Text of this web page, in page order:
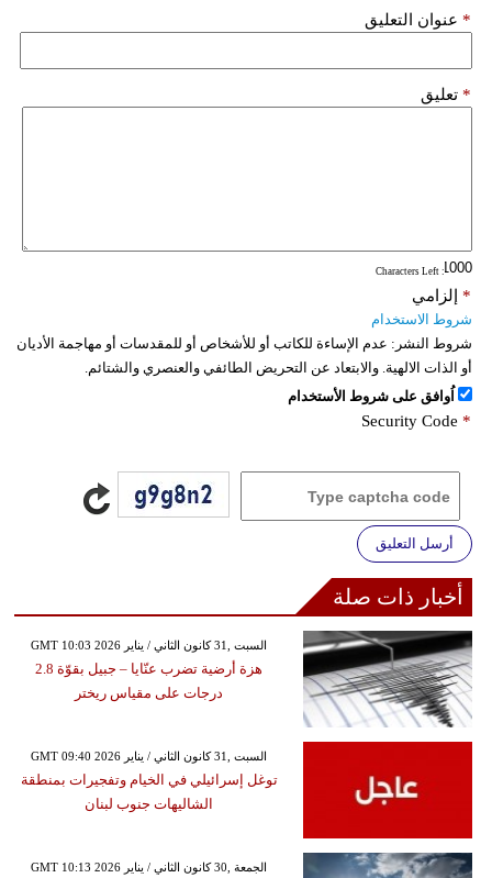
عنوان التعليق *
تعليق *
: Characters Left
إلزامي *
شروط الاستخدام
شروط النشر: عدم الإساءة للكاتب أو للأشخاص أو للمقدسات أو مهاجمة الأديان
أو الذات الالهية. والابتعاد عن التحريض الطائفي والعنصري والشتائم.
اُوافق على شروط الأستخدام
Security Code *
أرسل التعليق
أخبار ذات صلة
GMT 10:03 2026 السبت ,31 كانون الثاني / يناير
هزة أرضية تضرب عنّايا – جبيل بقوّة 2.8
درجات على مقياس ريختر
GMT 09:40 2026 السبت ,31 كانون الثاني / يناير
توغل إسرائيلي في الخيام وتفجيرات بمنطقة
الشاليهات جنوب لبنان
GMT 10:13 2026 الجمعة ,30 كانون الثاني / يناير